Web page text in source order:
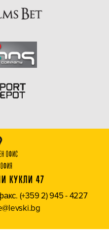
ОФИС
КУКЛИ 47
(+359 2) 945 - 4227